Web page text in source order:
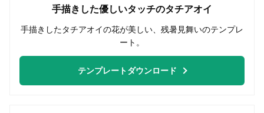
手描きした優しいタッチのタチアオイ
手描きしたタチアオイの花が美しい、残暑見舞いのテンプレ
ート。
テンプレートダウンロード